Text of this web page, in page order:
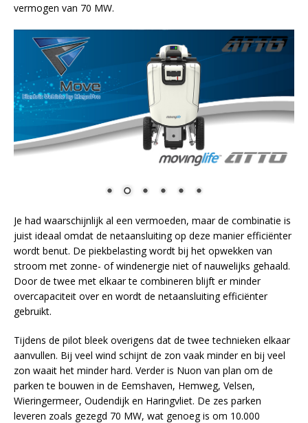
vermogen van 70 MW.
Je had waarschijnlijk al een vermoeden, maar de combinatie is
juist ideaal omdat de netaansluiting op deze manier efficiënter
wordt benut. De piekbelasting wordt bij het opwekken van
stroom met zonne- of windenergie niet of nauwelijks gehaald.
Door de twee met elkaar te combineren blijft er minder
overcapaciteit over en wordt de netaansluiting efficiënter
gebruikt.
Tijdens de pilot bleek overigens dat de twee technieken elkaar
aanvullen. Bij veel wind schijnt de zon vaak minder en bij veel
zon waait het minder hard. Verder is Nuon van plan om de
parken te bouwen in de Eemshaven, Hemweg, Velsen,
Wieringermeer, Oudendijk en Haringvliet. De zes parken
leveren zoals gezegd 70 MW, wat genoeg is om 10.000